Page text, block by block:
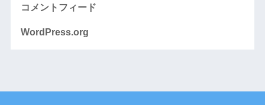
コメントフィード
WordPress.org